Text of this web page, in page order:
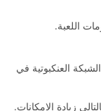
اللعبة.
العنكبوتية في
زيادة الإمكانات.